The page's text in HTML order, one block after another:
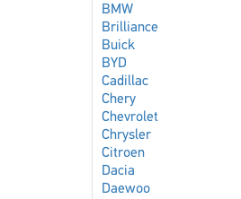
BMW
Brilliance
Buick
BYD
Cadillac
Chery
Chevrolet
Chrysler
Citroen
Dacia
Daewoo